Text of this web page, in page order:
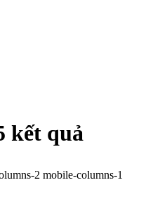
kết quả
2 mobile-columns-1